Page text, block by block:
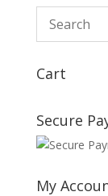
Cart
Secure
My